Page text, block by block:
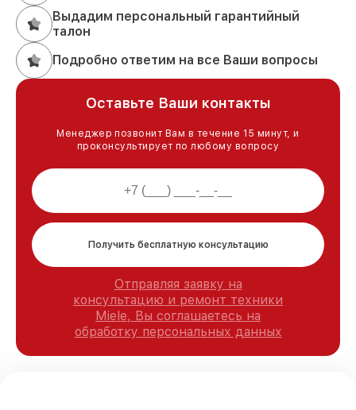
Выдадим персональный гарантийный
талон
Подробно ответим на все Ваши вопросы
Оставьте Ваши контакты
Менеджер позвонит Вам в течение 15 минут, и
проконсультирует по любому вопросу
Получить бесплатную консультацию
Отправляя заявку на
консультацию и ремонт техники
Miele, Вы соглашаетесь на
обработку персональных данных